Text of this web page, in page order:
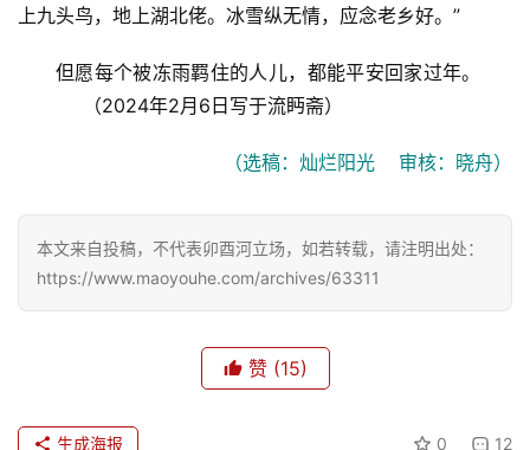
上九头鸟，地上湖北佬。冰雪纵无情，应念老乡好。”
但愿每个被冻雨羁住的人儿，都能平安回家过年。
（2024年2月6日写于流眄斋）
（选稿：灿烂阳光    审核：晓舟）
本文来自投稿，不代表卯酉河立场，如若转载，请注明出处：
https://www.maoyouhe.com/archives/63311
赞 (15)
0 12
生成海报